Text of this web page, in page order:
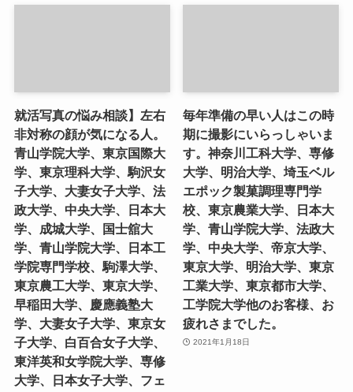
就活写真の悩み相談】左右
非対称の顔が気になる人。
青山学院大学、東京国際大
学、東京理科大学、駒沢女
子大学、大妻女子大学、法
政大学、中央大学、日本大
学、成城大学、国士舘大
学、青山学院大学、日本工
学院専門学校、駒澤大学、
東京農工大学、東京大学、
早稲田大学、慶應義塾大
学、大妻女子大学、東京女
子大学、白百合女子大学、
東洋英和女学院大学、専修
大学、日本女子大学、フェ
毎年準備の早い人はこの時
期に撮影にいらっしゃいま
す。神奈川工科大学、専修
大学、明治大学、埼玉ベル
エポック製菓調理専門学
校、東京農業大学、日本大
学、青山学院大学、法政大
学、中央大学、帝京大学、
東京大学、明治大学、東京
工業大学、東京都市大学、
工学院大学他のお客様、お
疲れさまでした。
2021年1月18日